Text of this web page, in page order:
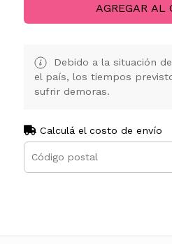
AGREGAR AL
Debido a la situación
el país, los tiempos
sufrir demoras.
Calculá el costo de envío